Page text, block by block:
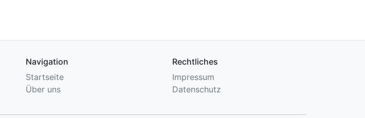
Navigation
Startseite
Über uns
Rechtliches
Impressum
Datenschutz